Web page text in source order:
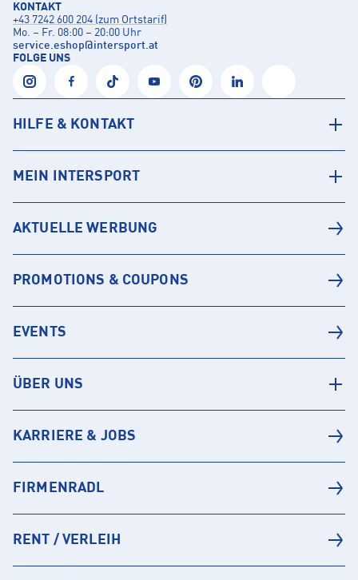
KONTAKT
+43 7242 600 204 (zum Ortstarif)
Mo. – Fr. 08:00 – 20:00 Uhr
service.eshop@intersport.at
FOLGE UNS
HILFE & KONTAKT
MEIN INTERSPORT
AKTUELLE WERBUNG
PROMOTIONS & COUPONS
EVENTS
ÜBER UNS
KARRIERE & JOBS
FIRMENRADL
RENT / VERLEIH